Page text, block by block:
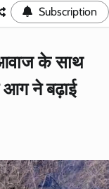
Subscription
के साथ
ने बढ़ाई